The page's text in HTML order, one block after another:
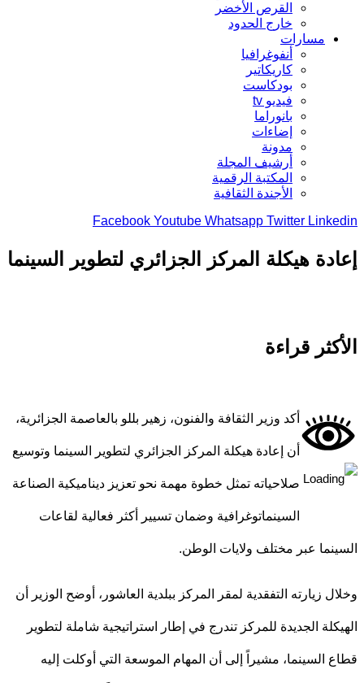
القرص الأخضر
خارج الحدود
مسارات
أنفوغرافيا
كاريكاتير
بودكاست
فيديو tv
بانوراما
إضاءات
مدونة
أرشيف المجلة
المكتبة الرقمية
الأجندة الثقافية
Facebook Youtube Whatsapp Twitter
هيكلة المركز الجزائري لتطوير السينما
قراءة
أكد وزير الثقافة والفنون، زهير بللو بالعاصمة الجزائرية،
أن إعادة هيكلة المركز الجزائري لتطوير السينما وتوسيع
صلاحياته تمثل خطوة مهمة نحو تعزيز ديناميكية الصناعة
السينماتوغرافية وضمان تسيير أكثر فعالية لقاعات
عبر مختلف ولايات الوطن.
زيارته التفقدية لمقر المركز ببلدية العاشور، أوضح الوزير أن
الجديدة للمركز تندرج في إطار استراتيجية شاملة لتطوير
السينما، مشيراً إلى أن المهام الموسعة التي أوكلت إليه